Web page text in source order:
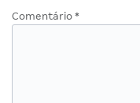
Comentário *